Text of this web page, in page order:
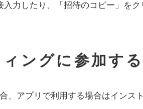
力したり、「招待のコピー」をク
ングに参加す
、アプリで利用する場合はインス